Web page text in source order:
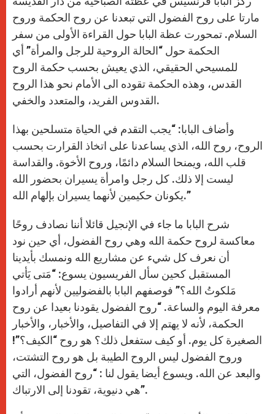
p e
r
k
مارتا على روح الفضول التي تبعدنا عن روح الحكمة وروح
السلام. تمحورت عظة البابا حول القراءة الأولى من سفر
الحكمة حول “الحالة الروحية للرجل والمرأة” أي
للمسيحي الحقيقي، الذي يعيش بحسب حكمة الروح
القدس، وهذه الحكمة تقوده الى الأمام نحو هذا الروح
القدوس الفريد، والمتعدد والخفي.
وأضاف البابا: “يجب التقدم في الحياة متسلحين بهذا
الروح، روح الله، الذي يساعدنا على اتخاذ القرارت بحسب
قلب الله، ويمنحا السلام دائمًا، وروح الأخوة. والقداسة
ليست إلا ذلك. كل رجل وامرأة يسيران بحضور الله
يكونان حكيمين لأنهما يسيران بإلهام الله.”
شرح البابا ما جاء في الإنجيل قائلا أننا نصادف روحًا
معاكسة لروح حكمة الله وهي روح الفضول، أي حين نود
أن نعرف كل شيء عن مشاريع الله ونمسك بأيدينا
المستقبل كحين سأل الفريسيون يسوع: “مَتى يَأتي
مَلكوتُ الله؟” فوصفهم البابا بالفضوليين لأنهم أرادوا
معرفة اليوم والساعة. “روح الفضول يقودنا بعيدا عن روح
الحكمة، لأنه لا يهتم إلا في التفاصيل، والأخبار، والأخبار
الصغيرة كل يوم. أو كيف ستفعل ذلك؟ هو روح “الكيف؟”!
وروح الفضول ليس الروح الطيبة بل هو روح التشتت،
والبعد عن الله. ويسوع أيضا يقول لنا : “روح الفضول، التي
هي دنيوية، تقودنا إلى الارتباك”.